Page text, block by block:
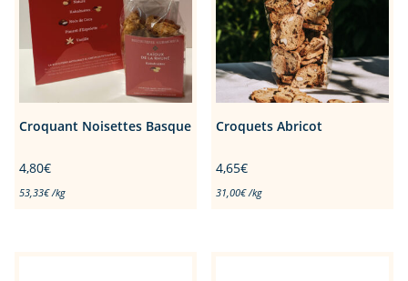
Croquant Noisettes Basque
4,80€
53,33€ /kg
Croquets Abricot
4,65€
31,00€ /kg